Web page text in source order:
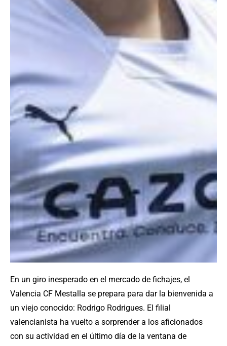
En un giro inesperado en el mercado de fichajes, el
Valencia CF Mestalla se prepara para dar la bienvenida a
un viejo conocido: Rodrigo Rodrigues. El filial
valencianista ha vuelto a sorprender a los aficionados
con su actividad en el último día de la ventana de